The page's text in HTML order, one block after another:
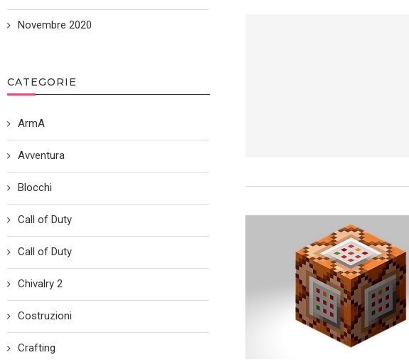
Novembre 2020
CATEGORIE
ArmA
Avventura
Blocchi
Call of Duty
Call of Duty
Chivalry 2
Costruzioni
Crafting